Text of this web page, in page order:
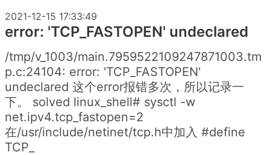
2021-12-15 17:33:49
error: 'TCP_FASTOPEN' undeclared
/tmp/v_1003/main.7959522109247871003.tm
p.c:24104: error: 'TCP_FASTOPEN'
undeclared 这个error报错多次，所以记录一
下。 solved linux_shell# sysctl -w
net.ipv4.tcp_fastopen=2
在/usr/include/netinet/tcp.h中加入 #define
TCP_